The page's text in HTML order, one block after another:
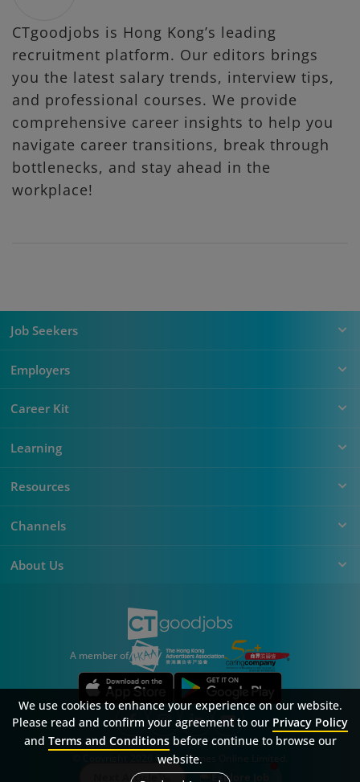
Next Article Explore Job
CTgoodjobs is Hong Kong’s leading
recruitment platform. Our editors brings
you the latest salary trends, interview tips,
and professional courses. We provide
comprehensive career insights to help you
navigate career transitions, break through
bottlenecks, and stay ahead in the
workplace!
Job Seekers
Employers
Career Kit
Learning
Resources
Channels
About Us
A member of
© Copyright 2026 Career Times Online Limited.
All rights reserved.
SitemapFAQPrivacy PolicyTerms & Conditions
We use cookies to enhance your experience on our website.
Please read and confirm your agreement to our Privacy Policy
and Terms and Conditionsbefore continue to browse our
website.